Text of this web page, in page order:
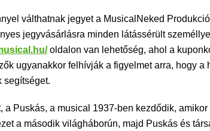
válthatnak jegyet a MusicalNeked
jegyvásárlásra minden látássérült
oldalon van lehetőség, ahol a
ugyanakkor felhívják a figyelmet arra, hogy
segítséget.
Puskás, a musical 1937-ben kezdődik,
a második világháborún, majd Puskás és